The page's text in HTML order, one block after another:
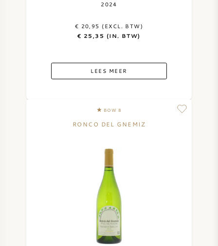
2024
€ 20,95 (EXCL. BTW)
€ 25,35 (IN. BTW)
LEES MEER
BOW 8
RONCO DEL GNEMIZ